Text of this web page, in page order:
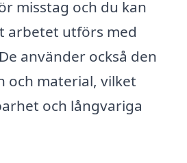
misstag och du kan
arbetet utförs med
använder också den
och material, vilket
och långvariga